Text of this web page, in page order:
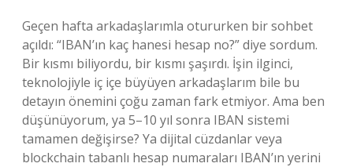
Geçen hafta arkadaşlarımla otururken bir sohbet
açıldı: “IBAN’ın kaç hanesi hesap no?” diye sordum.
Bir kısmı biliyordu, bir kısmı şaşırdı. İşin ilginci,
teknolojiyle iç içe büyüyen arkadaşlarım bile bu
detayın önemini çoğu zaman fark etmiyor. Ama ben
düşünüyorum, ya 5–10 yıl sonra IBAN sistemi
tamamen değişirse? Ya dijital cüzdanlar veya
blockchain tabanlı hesap numaraları IBAN’ın yerini